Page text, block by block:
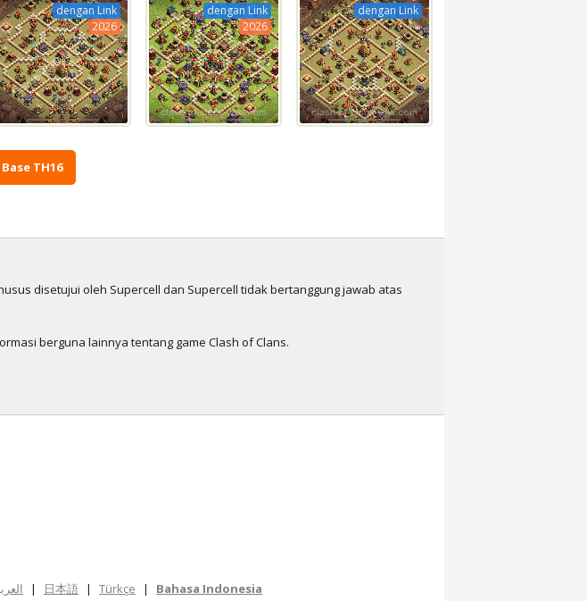
dengan Link
2026
dengan Link
2026
dengan Link
TH16
disetujui oleh Supercell dan Supercell tidak bertanggung jawab atas
berguna lainnya tentang game Clash of Clans.
| 日本語 | Türkçe | Bahasa Indonesia